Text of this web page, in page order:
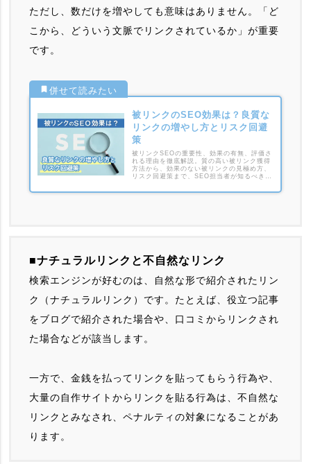
ただし、数だけを増やしても意味はありません。「ど
こから、どういう文脈でリンクされているか」が重要
です。
被リンクのSEO効果は？良質な
リンクの増やし方とリスク回避
策
被リンクSEOの重要性、効果の有無、評価さ
れる理由を徹底解説。質の高い被リンク獲得
方法から、効果のない被リンクの見極め方、
リスク回避策まで、SEO担当者が知るべき被
■ナチュラルリンクと不自然なリンク
検索エンジンが好むのは、自然な形で紹介されたリン
ク（ナチュラルリンク）です。たとえば、役立つ記事
をブログで紹介された場合や、口コミからリンクされ
た場合などが該当します。
一方で、金銭を払ってリンクを貼ってもらう行為や、
大量の自作サイトからリンクを貼る行為は、不自然な
リンクとみなされ、ペナルティの対象になることがあ
ります。